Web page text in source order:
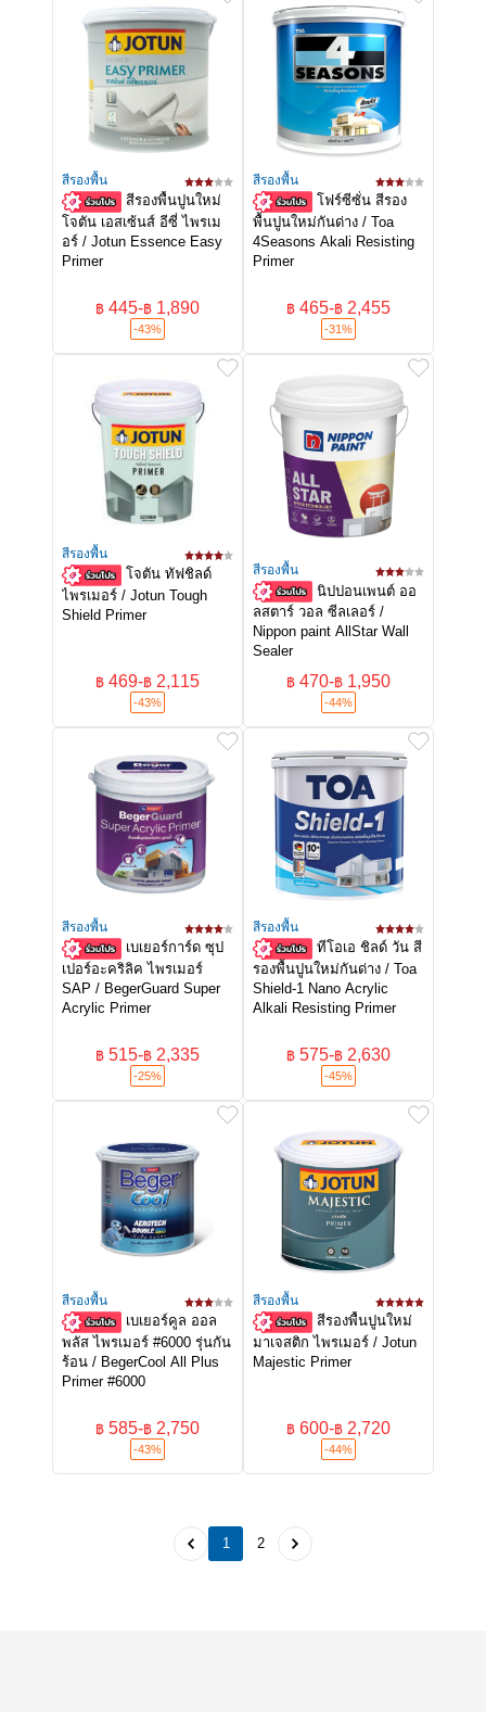
สีรองพื้น
สีรองพื้นปูนใหม่
โจตัน เอสเซ้นส์ อีซี่ ไพรเม
อร์ / Jotun Essence Easy
Primer
฿ 445-฿ 1,890
-43%
สีรองพื้น
โฟร์ซีซั่น สีรอง
พื้นปูนใหม่กันด่าง / Toa
4Seasons Akali Resisting
Primer
฿ 465-฿ 2,455
-31%
สีรองพื้น
โจตัน ทัฟชิลด์
ไพรเมอร์ / Jotun Tough
Shield Primer
฿ 469-฿ 2,115
-43%
สีรองพื้น
นิปปอนเพนต์ ออ
ลสตาร์ วอล ซีลเลอร์ /
Nippon paint AllStar Wall
Sealer
฿ 470-฿ 1,950
-44%
สีรองพื้น
เบเยอร์การ์ด ซุป
เปอร์อะคริลิค ไพรเมอร์
SAP / BegerGuard Super
Acrylic Primer
฿ 515-฿ 2,335
-25%
สีรองพื้น
ทีโอเอ ชิลด์ วัน สี
รองพื้นปูนใหม่กันด่าง / Toa
Shield-1 Nano Acrylic
Alkali Resisting Primer
฿ 575-฿ 2,630
-45%
สีรองพื้น
เบเยอร์คูล ออล
พลัส ไพรเมอร์ #6000 รุ่นกัน
ร้อน / BegerCool All Plus
Primer #6000
฿ 585-฿ 2,750
-43%
สีรองพื้น
สีรองพื้นปูนใหม่
มาเจสติก ไพรเมอร์ / Jotun
Majestic Primer
฿ 600-฿ 2,720
-44%
1 2